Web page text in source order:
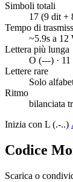
Simboli totali
17 (9 dit +
Tempo di
~5.9s a 12
Lettera più lunga
O (---) · 11
Lettere rare
Solo
Ritmo
bilanciata
Inizia con L (.-..)
Codice
Scarica o